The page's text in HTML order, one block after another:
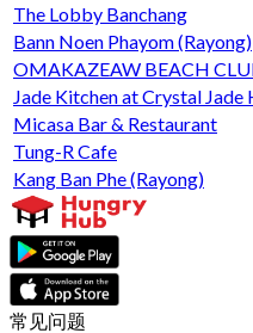
The Lobby Banchang
Bann Noen Phayom (Rayong)
OMAKAZEAW BEACH
Jade Kitchen at Crystal Jade
Micasa Bar & Restaurant
Tung-R Cafe
Kang Ban Phe (Rayong)
常见问题